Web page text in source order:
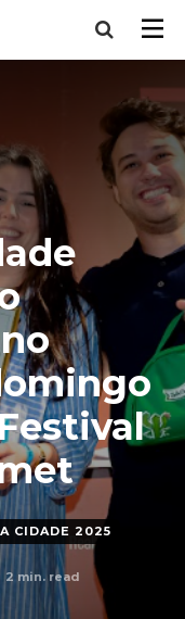
CIDADE 2025
2 min. read